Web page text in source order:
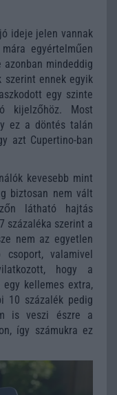
ideje jelen vannak
egyértelműen
mindeddig
ennek egyik
egy szinte
kijelzőhöz. Most
ez a döntés talán
azt Cupertino-ban
kevesebb mint
biztosan nem vált
látható hajtás
százaléka szerint a
nem az egyetlen
csoport, valamivel
hogy a
kellemes extra,
10 százalék pedig
is veszi észre a
így számukra ez